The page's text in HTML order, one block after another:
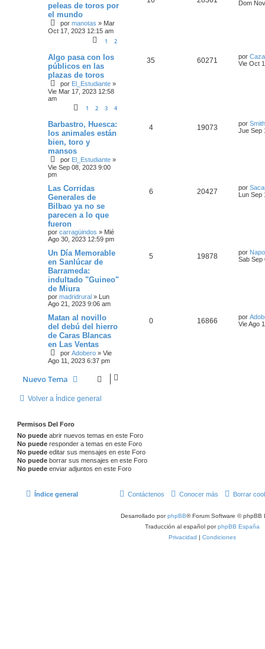
peleas de toros por
el mundo
por manotas » Mar
Oct 17, 2023 12:15 am
1 2
Dom
Algo pasa con los
públicos en las
plazas de toros
por El_Estudiante »
Vie Mar 17, 2023 12:58
am
1 2 3 4
35 60271 por
Vie Oct
Barbastro, Huesca:
los animales están
bien, toro y
mansos
por El_Estudiante »
Vie Sep 08, 2023 9:00
pm
4 19073 por
Jue Sep
Las Corridas
Generales de
Bilbao ya no se
parecen a lo que
fueron
por carragüindos » Mié
Ago 30, 2023 12:59 pm
6 20427 por
Lun Sep
Un Día Memorable
en Sanlúcar de
Barrameda:
indultado "Guineo"
de Miura
por madridrural » Lun
Ago 21, 2023 9:06 am
5 19878 por
Sab Sep
Matan al novillo
del debú del hierro
de Caras Blancas
en Las Ventas
por Adobero » Vie
Ago 11, 2023 6:37 pm
0 16866 por
Vie Ago
Nuevo Tema
Volver a Índice general
Permisos Del Foro
No puede abrir nuevos temas en este Foro
No puede responder a temas en este Foro
No puede editar sus mensajes en este Foro
No puede borrar sus mensajes en este Foro
No puede enviar adjuntos en este Foro
Índice general Borrar
Conocer más
Contáctenos
Desarrollado porphpBB® Forum Software © phpBB
Traducción al español porphpBB España
Privacidad | Condiciones